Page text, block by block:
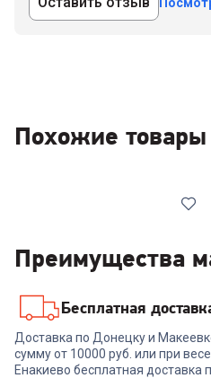
Похожие товары
Гриль ZELMER ZPR2600
Преимущества
Бесплатная
Доставка по Донецку и
сумму от 10000 руб. или при
Енакиево бесплатная доставка